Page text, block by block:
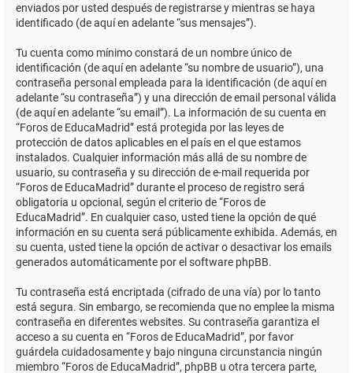
enviados por usted después de registrarse y mientras se haya
identificado (de aquí en adelante “sus mensajes”).
Tu cuenta como mínimo constará de un nombre único de
identificación (de aquí en adelante “su nombre de usuario”), una
contraseña personal empleada para la identificación (de aquí en
adelante “su contraseña”) y una dirección de email personal válida
(de aquí en adelante “su email”). La información de su cuenta en
“Foros de EducaMadrid” está protegida por las leyes de
protección de datos aplicables en el país en el que estamos
instalados. Cualquier información más allá de su nombre de
usuario, su contraseña y su dirección de e-mail requerida por
“Foros de EducaMadrid” durante el proceso de registro será
obligatoria u opcional, según el criterio de “Foros de
EducaMadrid”. En cualquier caso, usted tiene la opción de qué
información en su cuenta será públicamente exhibida. Además, en
su cuenta, usted tiene la opción de activar o desactivar los emails
generados automáticamente por el software phpBB.
Tu contraseña está encriptada (cifrado de una vía) por lo tanto
está segura. Sin embargo, se recomienda que no emplee la misma
contraseña en diferentes websites. Su contraseña garantiza el
acceso a su cuenta en “Foros de EducaMadrid”, por favor
guárdela cuidadosamente y bajo ninguna circunstancia ningún
miembro “Foros de EducaMadrid”, phpBB u otra tercera parte,